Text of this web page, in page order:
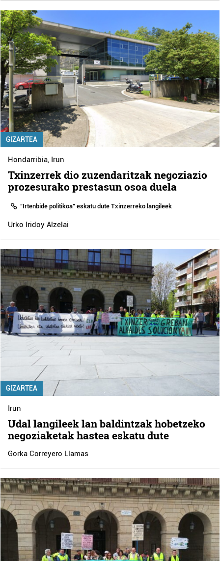
GIZARTEA
Hondarribia, Irun
Txinzerrek dio zuzendaritzak negoziazio
prozesurako prestasun osoa duela
“Irtenbide politikoa” eskatu dute Txinzerreko langileek
Urko Iridoy Alzelai
GIZARTEA
Irun
Udal langileek lan baldintzak hobetzeko
negoziaketak hastea eskatu dute
Gorka Correyero Llamas